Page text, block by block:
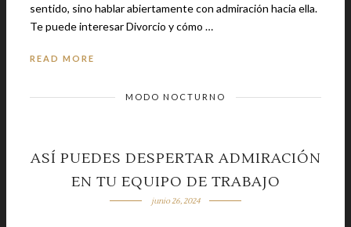
sentido, sino hablar abiertamente con admiración hacia ella.
Te puede interesar Divorcio y cómo …
READ MORE
MODO NOCTURNO
ASÍ PUEDES DESPERTAR ADMIRACIÓN
EN TU EQUIPO DE TRABAJO
junio 26, 2024